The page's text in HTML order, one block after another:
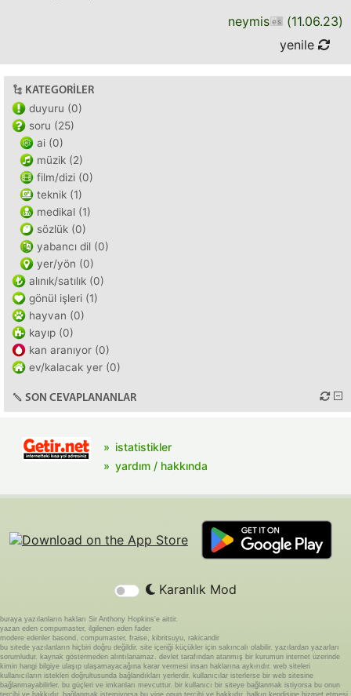
neymis (11.06.23)
yenile
KATEGORILER
duyuru (0)
soru (25)
ai (0)
müzik (2)
film/dizi (0)
teknik (1)
medikal (1)
sözlük (0)
yabancı dil (0)
yer/yön (0)
alınık/satılık (0)
gönül işleri (1)
hayvan (0)
kayıp (0)
kan aranıyor (0)
ev/kalacak yer (0)
SON CEVAPLANANLAR
istatistikler
yardım / hakkında
Karanlık Mod
buraya yazılanların hakları Sir Anthony Hopkins'e aittir.
yazan eden compumaster, ilgilenen eden fader
modere edenler basond, compumaster, fraise, kibritsuyu, rakicandir
bu sitede yazılanların hiçbiri doğru değildir. site içeriği küçükler için sakıncalı olabilir. yazılardan yazarları
sorumludur. kaynak göstermeden alıntılanamaz. devlet tarafından atanmış bir kurumun internet üzerinde
kimin hangi bilgiye ulaşıp ulaşamayacağına karar vermesi insan haklarına aykırıdır. web siteleri
kullanıcıların istekleri doğrultusunda bağlandıkları yerlerdir. kullanıcılar isterlerse bir web sitesine
bağlanmayabilirler. bu güçleri ve imkanları mevcuttur. bir kullanıcı bir siteye bağlanmak istiyorsa bu onun
tercihi ve hakkıdır. bağlanmak istemiyorsa bu yine onun tercihi ve hakkıdır. halkın kendisine hizmet etmesi